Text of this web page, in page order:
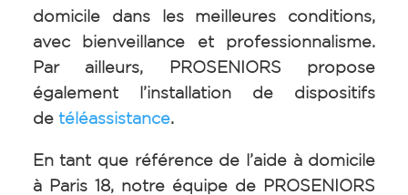
domicile dans les meilleures conditions,
avec bienveillance et professionnalisme.
Par ailleurs, PROSENIORS propose
également l’installation de dispositifs
de téléassistance.
En tant que référence de l’aide à domicile
à Paris 18, notre équipe de PROSENIORS